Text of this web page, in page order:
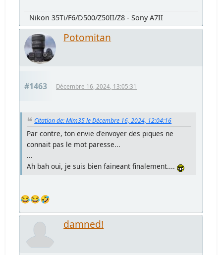
Nikon 35Ti/F6/D500/Z50II/Z8 - Sony A7II
Potomitan
#1463 Décembre 16, 2024, 13:05:31
Citation de: Mlm35 le Décembre 16, 2024, 12:04:16
Par contre, ton envie d'envoyer des piques ne
connait pas le mot paresse...
...
Ah bah oui, je suis bien faineant finalement....
😂😂🤣
damned!